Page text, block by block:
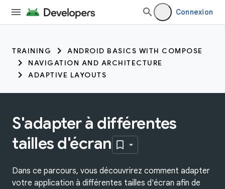
Connexion
TRAINING
ANDROID BASICS WITH COMPOSE
NAVIGATION AND ARCHITECTURE
ADAPTIVE LAYOUTS
S'adapter à différentes
tailles d'écran
Dans ce parcours, vous découvrirez comment adapter
votre application à différentes tailles d'écran afin de